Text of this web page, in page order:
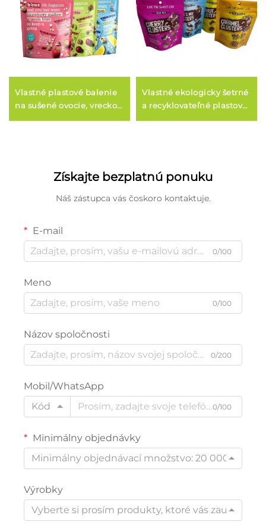
Vlastné plastové balenie
na sušené ovocie, vrecko
Vlastné ekologicky šetrné
a recyklovateľné plastové
Získajte bezplatnú ponuku
Náš zástupca vás čoskoro kontaktuje.
E-mail
0/100
Meno
0/100
Názov spoločnosti
0/200
Mobil/WhatsApp
Kód
0/100
Minimálny objednávky
Minimálny objednávací množstvo: 20 000
Výrobky
Vyberte si prosím produkty, ktoré vás zaujímajú